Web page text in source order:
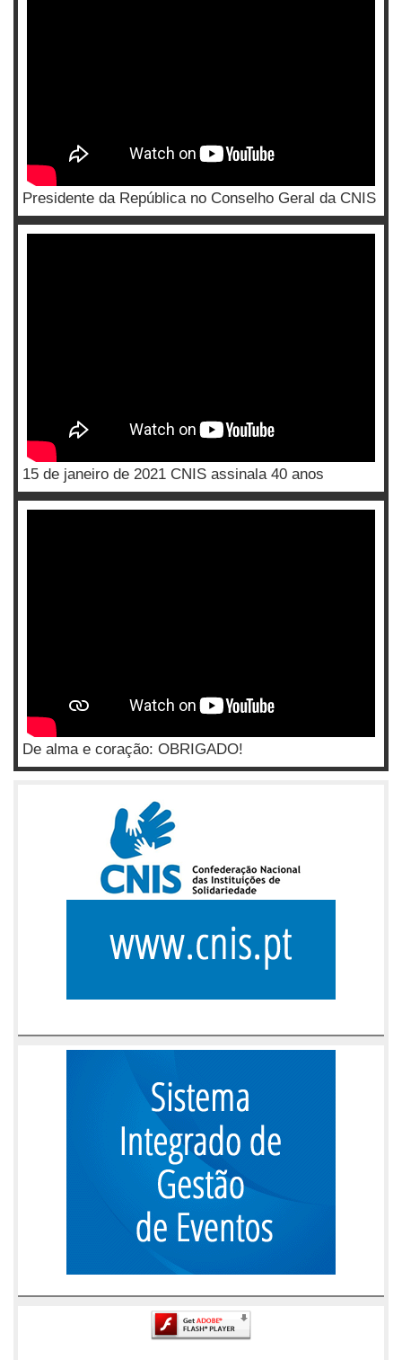
Presidente da República no Conselho Geral da CNIS
15 de janeiro de 2021 CNIS assinala 40 anos
De alma e coração: OBRIGADO!